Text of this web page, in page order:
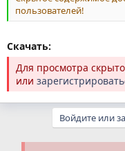
пользователей!
Скачать:
Для просмотра
или
Войдите или